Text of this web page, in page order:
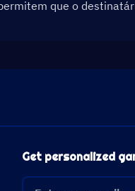
que o
Get personalized